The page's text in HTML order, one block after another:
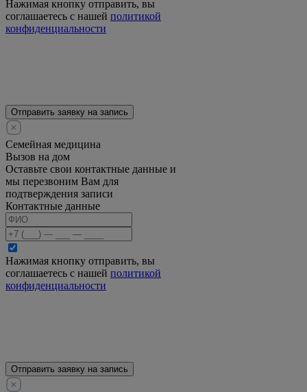
Нажимая кнопку отправить, вы
соглашаетесь с нашей политикой
конфиденциальности
Отправить заявку на запись
Семейная медицина
Вызов на дом
Оставьте свои контактные данные и
мы перезвоним Вам для
подтверждения записи
Контактные данные
Нажимая кнопку отправить, вы
соглашаетесь с нашей политикой
конфиденциальности
Отправить заявку на запись